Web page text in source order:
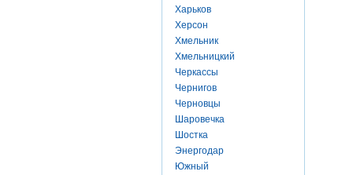
Харьков
Херсон
Хмельник
Хмельницкий
Черкассы
Чернигов
Черновцы
Шаровечка
Шостка
Энергодар
Южный